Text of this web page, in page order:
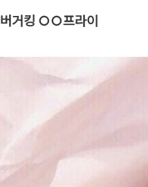
버거킹 ○○프라이